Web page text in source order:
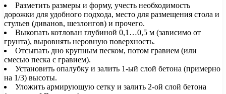
Разметить размеры и форму, учесть необходимость
дорожки для удобного подхода, место для размещения стола и
стульев (диванов, шезлонгов) и прочего.
Выкопать котлован глубиной 0,1…0,5 м (зависимо от
грунта), выровнять неровную поверхность.
Отсыпать дно крупным песком, потом гравием (или
смесью песка с гравием).
Установить опалубку и залить 1-ый слой бетона (примерно
на 1/3) высоты.
Уложить армирующую сетку и залить 2-ой слой бетона